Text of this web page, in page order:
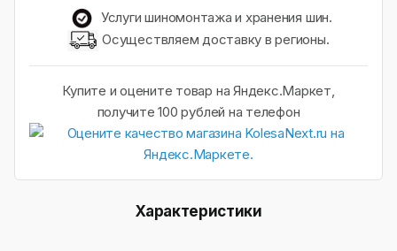
Услуги шиномонтажа и хранения шин.
Осуществляем доставку в регионы.
Купите и оцените товар на Яндекс.Маркет,
получите 100 рублей на телефон
Характеристики